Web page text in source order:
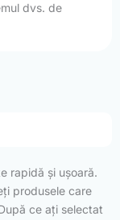
dvs. de
rapidă și ușoară.
produsele care
ce ați selectat